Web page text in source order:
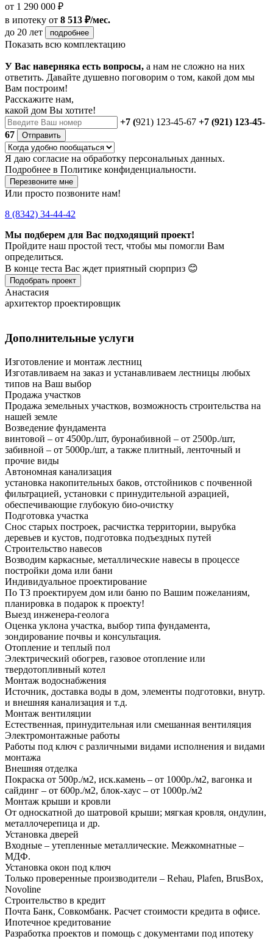
от 1 290 000 ₽
в ипотеку от 8 513 ₽/мес.
до 20 лет
подробнее
Показать всю комплектацию
У Вас наверняка есть вопросы, а нам не сложно на них
ответить. Давайте душевно поговорим о том, какой дом мы
Вам построим!
Расскажите нам,
какой дом Вы хотите!
+7 (921) 123-45-67 +7 (921) 123-45-
67
Отправить
Я даю согласие на обработку персональных данных.
Подробнее в Политике конфиденциальности.
Перезвоните мне
Или просто позвоните нам!
8 (8342) 34-44-42
Мы подберем для Вас подходящий проект!
Пройдите наш простой тест, чтобы мы помогли Вам
определиться.
В конце теста Вас ждет приятный сюрприз 😊
Подобрать проект
Анастасия
архитектор проектировщик
Дополнительные услуги
Изготовление и монтаж лестниц
Изготавливаем на заказ и устанавливаем лестницы любых
типов на Ваш выбор
Продажа участков
Продажа земельных участков, возможность строительства на
нашей земле
Возведение фундамента
винтовой – от 4500р./шт, буронабивной – от 2500р./шт,
забивной – от 5000р./шт, а также плитный, ленточный и
прочие виды
Автономная канализация
установка накопительных баков, отстойников с почвенной
фильтрацией, установки с принудительной аэрацией,
обеспечивающие глубокую био-очистку
Подготовка участка
Снос старых построек, расчистка территории, вырубка
деревьев и кустов, подготовка подъездных путей
Строительство навесов
Возводим каркасные, металлические навесы в процессе
постройки дома или бани
Индивидуальное проектирование
По ТЗ проектируем дом или баню по Вашим пожеланиям,
планировка в подарок к проекту!
Выезд инженера-геолога
Оценка уклона участка, выбор типа фундамента,
зондирование почвы и консультация.
Отопление и теплый пол
Электрический обогрев, газовое отопление или
твердотопливный котел
Монтаж водоснабжения
Источник, доставка воды в дом, элементы подготовки, внутр.
и внешняя канализация и т.д.
Монтаж вентиляции
Естественная, принудительная или смешанная вентиляция
Электромонтажные работы
Работы под ключ с различными видами исполнения и видами
монтажа
Внешняя отделка
Покраска от 500р./м2, иск.камень – от 1000р./м2, вагонка и
сайдинг – от 600р./м2, блок-хаус – от 1000р./м2
Монтаж крыши и кровли
От односкатной до шатровой крыши; мягкая кровля, ондулин,
металлочерепица и др.
Установка дверей
Входные – утепленные металлические. Межкомнатные –
МДФ.
Установка окон под ключ
Только проверенные производители – Rehau, Plafen, BrusBox,
Novoline
Строительство в кредит
Почта Банк, Совкомбанк. Расчет стоимости кредита в офисе.
Ипотечное кредитование
Разработка проектов и помощь с документами под ипотеку